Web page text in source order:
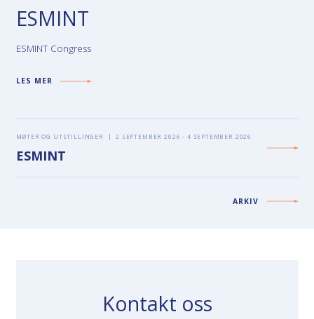
ESMINT
ESMINT Congress
LES MER
MØTER OG UTSTILLINGER | 2 SEPTEMBER 2026 - 4 SEPTEMBER 2026
ESMINT
ARKIV
Kontakt oss